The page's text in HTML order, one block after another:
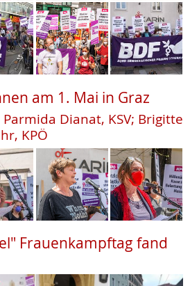
am 1. Mai in Graz
Dianat, KSV; Brigitte
KPÖ
Frauenkampftag fand